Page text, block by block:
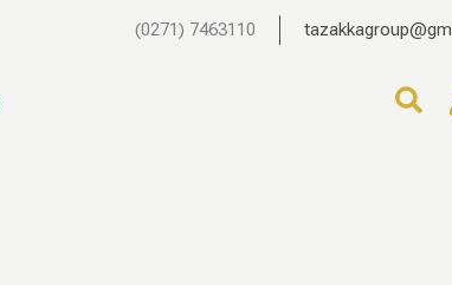
(0271) 7463110